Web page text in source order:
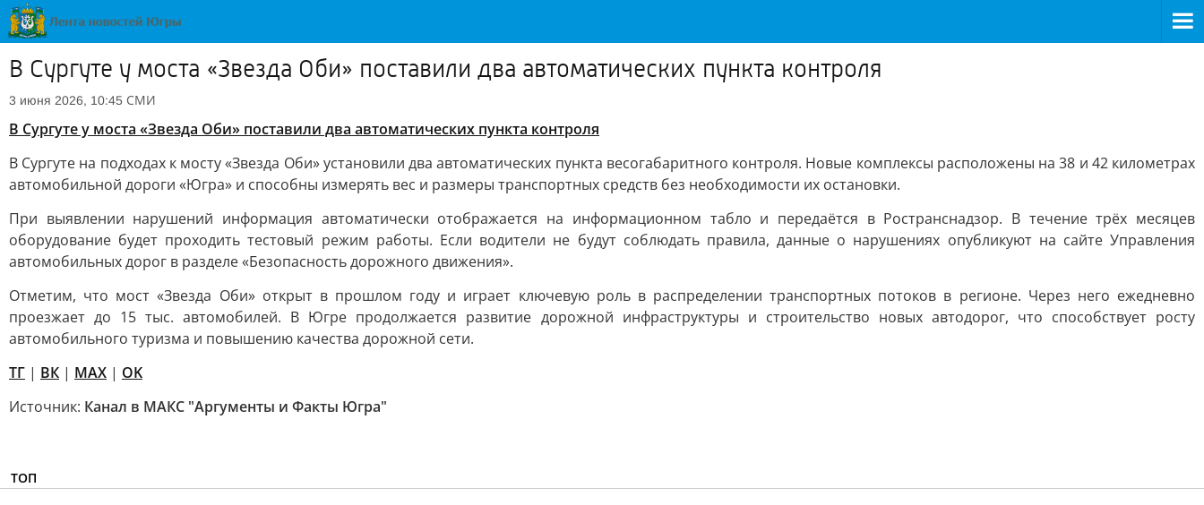
В Сургуте у моста «Звезда Оби» поставили два автоматических пункта контроля
3 июня 2026, 10:45 СМИ
В Сургуте у моста «Звезда Оби» поставили два автоматических пункта контроля
В Сургуте на подходах к мосту «Звезда Оби» установили два автоматических пункта весогабаритного контроля. Новые комплексы расположены на 38 и 42 километрах
автомобильной дороги «Югра» и способны измерять вес и размеры транспортных средств без необходимости их остановки.
При выявлении нарушений информация автоматически отображается на информационном табло и передаётся в Ространснадзор. В течение трёх месяцев
оборудование будет проходить тестовый режим работы. Если водители не будут соблюдать правила, данные о нарушениях опубликуют на сайте Управления
автомобильных дорог в разделе «Безопасность дорожного движения».
Отметим, что мост «Звезда Оби» открыт в прошлом году и играет ключевую роль в распределении транспортных потоков в регионе. Через него ежедневно
проезжает до 15 тыс. автомобилей. В Югре продолжается развитие дорожной инфраструктуры и строительство новых автодорог, что способствует росту
автомобильного туризма и повышению качества дорожной сети.
ТГ | ВК | MAX | OK
Источник: Канал в МАКС "Аргументы и Факты Югра"
ТОП